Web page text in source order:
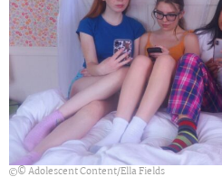
© Adolescent Content/Ella Fields